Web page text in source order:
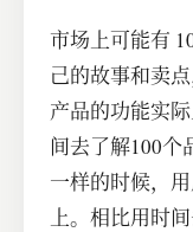
市场上可能有
己的故事和卖
产品的功能实
间去了解100个
一样的时候，
上。相比用时